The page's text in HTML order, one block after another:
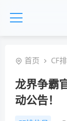
首页 CF
龙界争霸
动公告！